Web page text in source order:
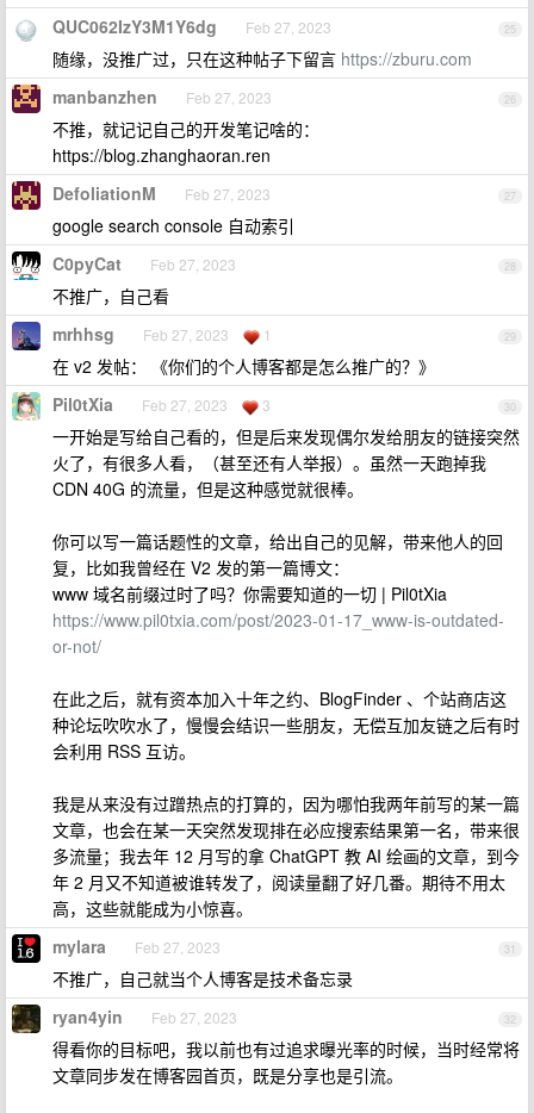
25
QUC062IzY3M1Y6dg Feb 27, 2023
随缘，没推广过，只在这种帖子下留言 https://zburu.com
26
manbanzhen Feb 27, 2023
不推，就记记自己的开发笔记啥的：
https://blog.zhanghaoran.ren
27
DefoliationM Feb 27, 2023
google search console 自动索引
28
C0pyCat Feb 27, 2023
不推广，自己看
29
mrhhsg Feb 27, 2023 1
在 v2 发帖： 《你们的个人博客都是怎么推广的？》
30
Pil0tXia Feb 27, 2023 3
一开始是写给自己看的，但是后来发现偶尔发给朋友的链接突然
火了，有很多人看，（甚至还有人举报）。虽然一天跑掉我
CDN 40G 的流量，但是这种感觉就很棒。
你可以写一篇话题性的文章，给出自己的见解，带来他人的回
复，比如我曾经在 V2 发的第一篇博文：
www 域名前缀过时了吗？你需要知道的一切 | Pil0tXia
https://www.pil0txia.com/post/2023-01-17_www-is-outdated-
or-not/
在此之后，就有资本加入十年之约、BlogFinder 、个站商店这
种论坛吹吹水了，慢慢会结识一些朋友，无偿互加友链之后有时
会利用 RSS 互访。
我是从来没有过蹭热点的打算的，因为哪怕我两年前写的某一篇
文章，也会在某一天突然发现排在必应搜索结果第一名，带来很
多流量；我去年 12 月写的拿 ChatGPT 教 AI 绘画的文章，到今
年 2 月又不知道被谁转发了，阅读量翻了好几番。期待不用太
高，这些就能成为小惊喜。
31
mylara Feb 27, 2023
不推广，自己就当个人博客是技术备忘录
32
ryan4yin Feb 27, 2023
得看你的目标吧，我以前也有过追求曝光率的时候，当时经常将
文章同步发在博客园首页，既是分享也是引流。